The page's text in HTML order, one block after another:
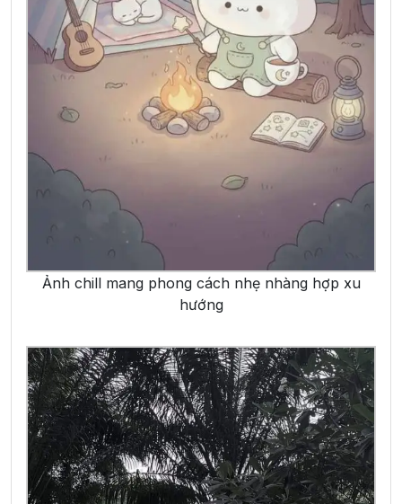
Ảnh chill mang phong cách nhẹ nhàng hợp xu
hướng